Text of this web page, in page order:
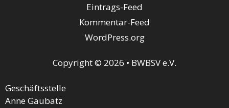
Eintrags-Feed
Kommentar-Feed
WordPress.org
Copyright © 2026 • BWBSV e.V.
Geschäftsstelle
Anne Gaubatz